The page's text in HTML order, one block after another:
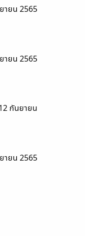
ายน 2565
ายน 2565
กันยายน
ายน 2565